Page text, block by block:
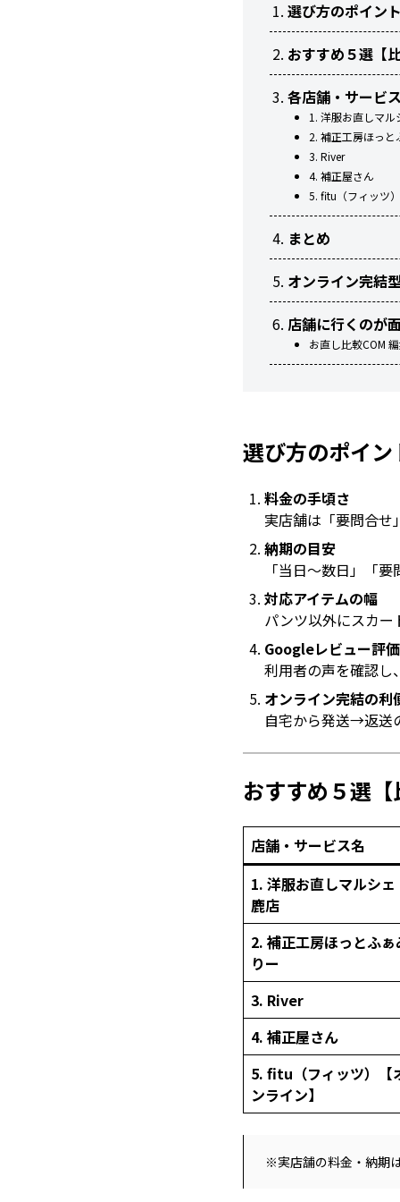
選び方のポイン
おすすめ５選【
各店舗・サービ
1. 洋服お直しマル
2. 補正工房ほっと
3. River
4. 補正屋さん
5. fitu（フィッツ）
まとめ
オンライン完結
店舗に行くのが
お直し比較COM
選び方のポイン
料金の手頃さ
実店舗は「要問合
納期の目安
「当日〜数日」「
対応アイテムの幅
パンツ以外にスカー
Googleレビュー評価
利用者の声を確認
オンライン完結の利
自宅から発送→返送
おすすめ５選
店舗・サービス名
1. 洋服お直しマルシェ
鹿店
2. 補正工房ほっとふぁ
りー
3. River
4. 補正屋さん
5. fitu（フィッツ）【
ンライン】
※実店舗の料金・納期